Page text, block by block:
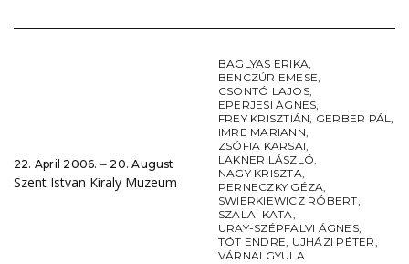
22. April 2006. ‒ 20. August
Szent Istvan Kiraly Muzeum
BAGLYAS ERIKA,
BENCZÚR EMESE,
CSONTÓ LAJOS,
EPERJESI ÁGNES,
FREY KRISZTIÁN, GERBER PÁL,
IMRE MARIANN,
ZSÓFIA KARSAI,
LAKNER LÁSZLÓ,
NAGY KRISZTA,
PERNECZKY GÉZA,
SWIERKIEWICZ RÓBERT,
SZALAI KATA,
URAY-SZÉPFALVI ÁGNES,
TÓT ENDRE, UJHÁZI PÉTER,
VÁRNAI GYULA